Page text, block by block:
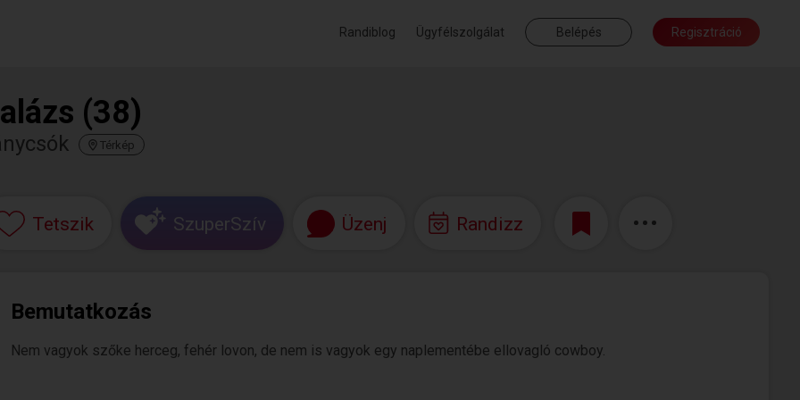
Randiblog Ügyfélszolgálat Belépés Regisztráció
(38)
Térkép
Tetszik SzuperSzív Üzenj Randizz
Bemutatkozás
Nem vagyok szőke herceg, fehér lovon, de nem is vagyok egy naplementébe ellovagló cowboy.